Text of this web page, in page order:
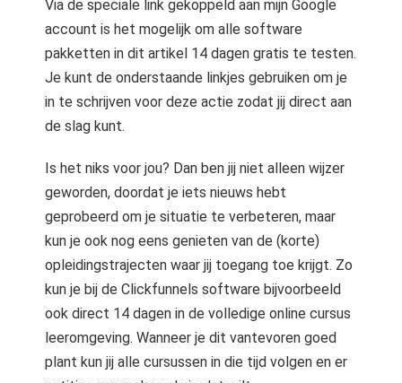
Via de speciale link gekoppeld aan mijn Google
account is het mogelijk om alle software
pakketten in dit artikel 14 dagen gratis te testen.
Je kunt de onderstaande linkjes gebruiken om je
in te schrijven voor deze actie zodat jij direct aan
de slag kunt.
Is het niks voor jou? Dan ben jij niet alleen wijzer
geworden, doordat je iets nieuws hebt
geprobeerd om je situatie te verbeteren, maar
kun je ook nog eens genieten van de (korte)
opleidingstrajecten waar jij toegang toe krijgt. Zo
kun je bij de Clickfunnels software bijvoorbeeld
ook direct 14 dagen in de volledige online cursus
leeromgeving. Wanneer je dit vantevoren goed
plant kun jij alle cursussen in die tijd volgen en er